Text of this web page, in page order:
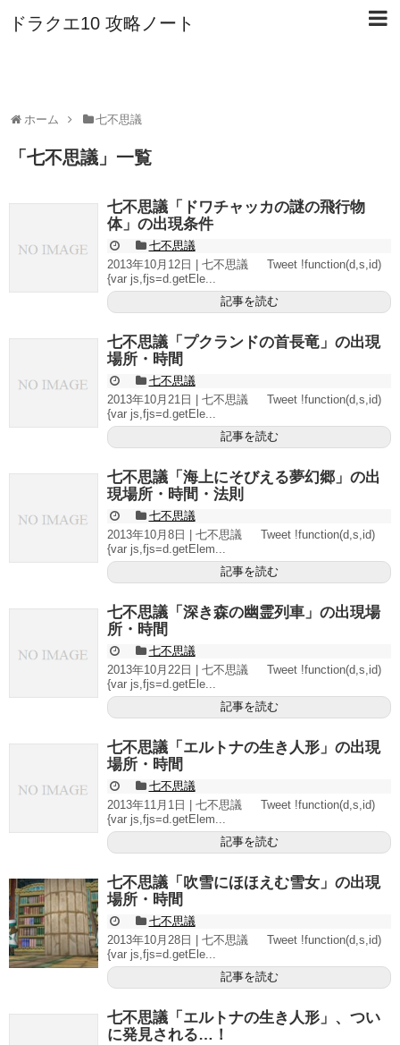
ドラクエ10 攻略ノート
ホーム 七不思議
「 七不思議 」 一覧
七不思議「ドワチャッカの謎の飛行物
体」の出現条件
七不思議
2013年10月12日 | 七不思議 Tweet !function(d,s,id)
{var js,fjs=d.getEle...
記事を読む
七不思議「プクランドの首長竜」の出現
場所・時間
七不思議
2013年10月21日 | 七不思議 Tweet !function(d,s,id)
{var js,fjs=d.getEle...
記事を読む
七不思議「海上にそびえる夢幻郷」の出
現場所・時間・法則
七不思議
2013年10月8日 | 七不思議 Tweet !function(d,s,id)
{var js,fjs=d.getElem...
記事を読む
七不思議「深き森の幽霊列車」の出現場
所・時間
七不思議
2013年10月22日 | 七不思議 Tweet !function(d,s,id)
{var js,fjs=d.getEle...
記事を読む
七不思議「エルトナの生き人形」の出現
場所・時間
七不思議
2013年11月1日 | 七不思議 Tweet !function(d,s,id)
{var js,fjs=d.getElem...
記事を読む
七不思議「吹雪にほほえむ雪女」の出現
場所・時間
七不思議
2013年10月28日 | 七不思議 Tweet !function(d,s,id)
{var js,fjs=d.getEle...
記事を読む
七不思議「エルトナの生き人形」、つい
に発見される…！